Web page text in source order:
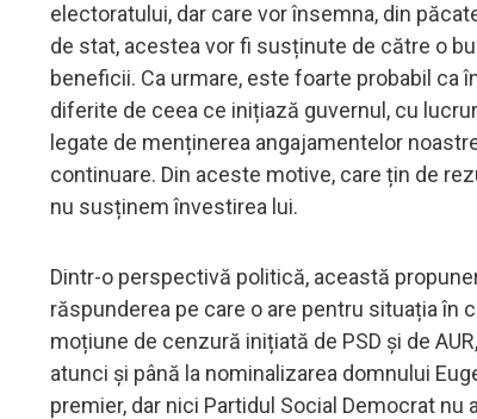
electoratului, dar care vor însemna, din
de stat, acestea vor fi susținute de către o
beneficii. Ca urmare, este foarte probabil
diferite de ceea ce inițiază guvernul, cu
legate de menținerea angajamentelor
continuare. Din aceste motive, care țin de
nu susținem învestirea lui.
Dintr-o perspectivă politică, această
răspunderea pe care o are pentru situația în
moțiune de cenzură inițiată de PSD și de
atunci și până la nominalizarea domnului
premier, dar nici Partidul Social Democrat